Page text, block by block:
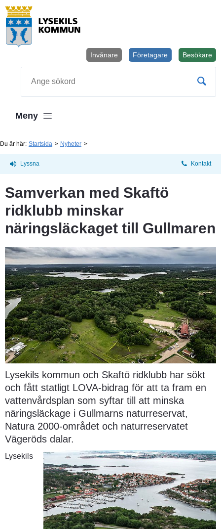
Besökare
Företagare
Invånare
Meny
Du är här: Startsida Nyheter
Lyssna Kontakt
Samverkan med Skaftö
ridklubb minskar
näringsläckaget till Gullmaren
Lysekils kommun och Skaftö ridklubb har sökt
och fått statligt LOVA-bidrag för att ta fram en
vattenvårdsplan som syftar till att minska
näringsläckage i Gullmarns naturreservat,
Natura 2000-området och naturreservatet
Vägeröds dalar.
Lysekils